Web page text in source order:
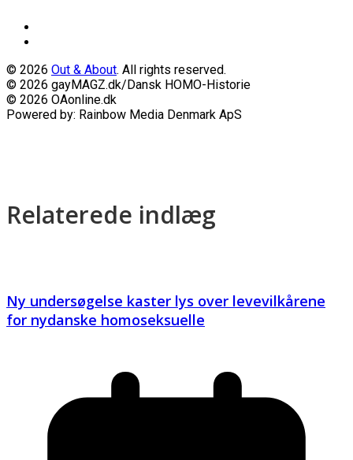
© 2026 Out & About. All rights reserved.
© 2026 gayMAGZ.dk/Dansk HOMO-Historie
© 2026 OAonline.dk
Powered by: Rainbow Media Denmark ApS
Relaterede indlæg
Ny undersøgelse kaster lys over levevilkårene
for nydanske homoseksuelle